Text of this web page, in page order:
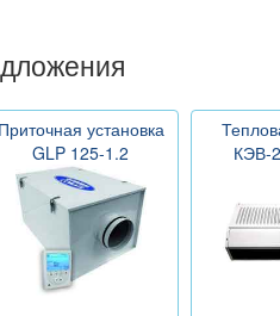
Приточная установка
GLP 125-1.2
КЭВ-